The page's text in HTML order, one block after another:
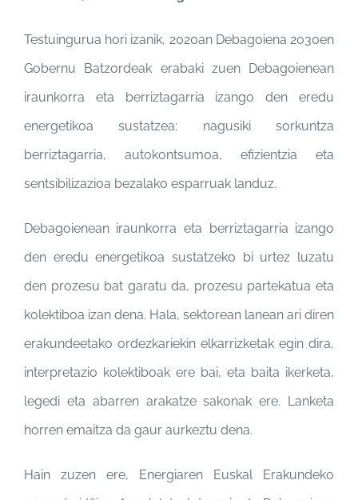
Testuingurua hori izanik, 2020an Debagoiena 2030en
Gobernu Batzordeak erabaki zuen Debagoienean
iraunkorra eta berriztagarria izango den eredu
energetikoa sustatzea: nagusiki sorkuntza
berriztagarria, autokontsumoa, efizientzia eta
sentsibilizazioa bezalako esparruak landuz.
Debagoienean iraunkorra eta berriztagarria izango
den eredu energetikoa sustatzeko bi urtez luzatu
den prozesu bat garatu da, prozesu partekatua eta
kolektiboa izan dena. Hala, sektorean lanean ari diren
erakundeetako ordezkariekin elkarrizketak egin dira,
interpretazio kolektiboak ere bai, eta baita ikerketa,
legedi eta abarren arakatze sakonak ere. Lanketa
horren emaitza da gaur aurkeztu dena.
Hain zuzen ere, Energiaren Euskal Erakundeko